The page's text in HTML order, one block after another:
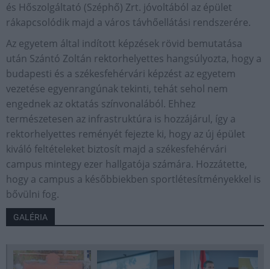
és Hőszolgáltató (Széphő) Zrt. jóvoltából az épület
rákapcsolódik majd a város távhőellátási rendszerére.
Az egyetem által indított képzések rövid bemutatása
után Szántó Zoltán rektorhelyettes hangsúlyozta, hogy a
budapesti és a székesfehérvári képzést az egyetem
vezetése egyenrangúnak tekinti, tehát sehol nem
engednek az oktatás színvonalából. Ehhez
természetesen az infrastruktúra is hozzájárul, így a
rektorhelyettes reményét fejezte ki, hogy az új épület
kiváló feltételeket biztosít majd a székesfehérvári
campus mintegy ezer hallgatója számára. Hozzátette,
hogy a campus a későbbiekben sportlétesítményekkel is
bővülni fog.
GALÉRIA